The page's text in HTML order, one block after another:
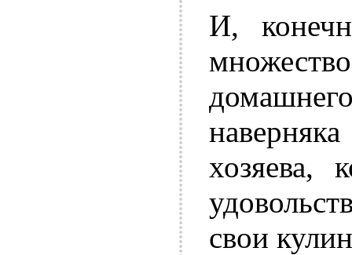
И,
хозяева,
свои